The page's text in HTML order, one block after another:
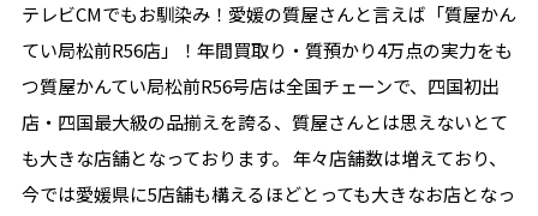
テレビCMでもお馴染み！愛媛の質屋さんと言えば「質屋かん
てい局松前R56店」！年間買取り・質預かり4万点の実力をも
つ質屋かんてい局松前R56号店は全国チェーンで、四国初出
店・四国最大級の品揃えを誇る、質屋さんとは思えないとて
も大きな店舗となっております。 年々店舗数は増えており、
今では愛媛県に5店舗も構えるほどとっても大きなお店となっ